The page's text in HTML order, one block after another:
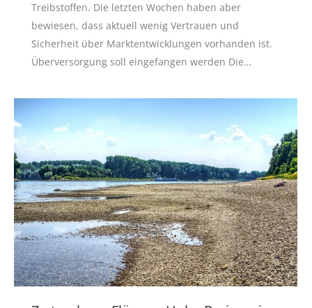
Treibstoffen. Die letzten Wochen haben aber
bewiesen, dass aktuell wenig Vertrauen und
Sicherheit über Marktentwicklungen vorhanden ist.
Überversorgung soll eingefangen werden Die…